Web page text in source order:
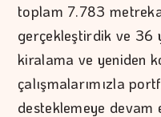
toplam 7.783
gerçekleştirdik ve 36
kiralama ve yeniden
çalışmalarımızla
desteklemeye devam